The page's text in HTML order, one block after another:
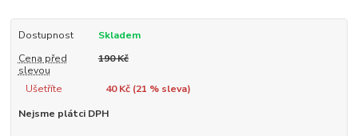
Dostupnost
Skladem
Cena před
slevou
190 Kč
Ušetříte 40 Kč (21 % sleva)
Nejsme plátci DPH